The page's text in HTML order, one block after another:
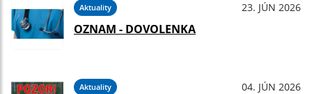
Aktuality 23. JÚN 2026
OZNAM - DOVOLENKA
Aktuality 04. JÚN 2026